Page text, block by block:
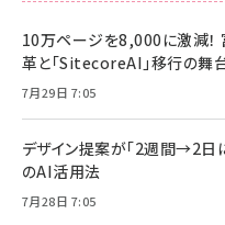
10万ページを8,000に激減！
革と「SitecoreAI」移行の舞
7月29日 7:05
デザイン提案が「2週間→2日
のAI活用法
7月28日 7:05